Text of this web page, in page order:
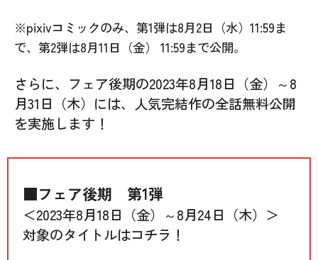
※pixivコミックのみ、第1弾は8月2日（水）11:59ま
で、第2弾は8月11日（金） 11:59まで公開。
さらに、フェア後期の2023年8月18日（金）～8
月31日（木）には、人気完結作の全話無料公開
を実施します！
■フェア後期 第1弾
＜2023年8月18日（金）～8月24日（木）＞
対象のタイトルはコチラ！